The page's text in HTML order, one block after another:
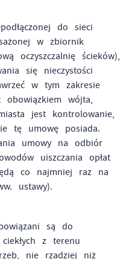
do sieci
w zbiornik
oczyszczalnię ścieków),
się nieczystości
w tym zakresie
obowiązkiem wójta,
jest kontrolowanie,
tę umowę posiada.
umowy na odbiór
uiszczania opłat
co najmniej raz na
ustawy).
są do
z terenu
nie rzadziej niż